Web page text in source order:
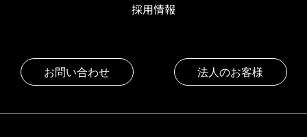
採用情報
お問い合わせ 法人のお客様